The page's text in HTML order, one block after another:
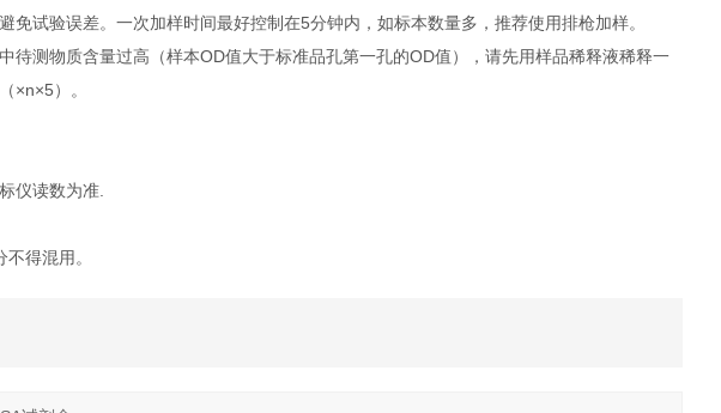
试验误差。一次加样时间最好控制在5分钟内，如标本数量多，推荐使用排枪加样。
待测物质含量过高（样本OD值大于标准品孔第一孔的OD值），请先用样品稀释液稀释一
×n×5）。
仪读数为准.
得混用。